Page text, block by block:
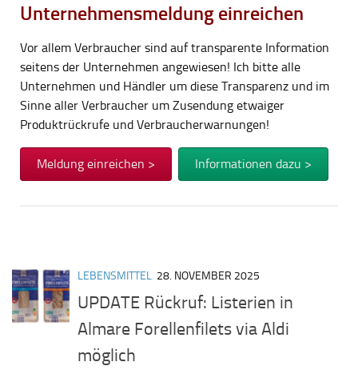
Unternehmensmeldung einreichen
Vor allem Verbraucher sind auf transparente Information
seitens der Unternehmen angewiesen! Ich bitte alle
Unternehmen und Händler um diese Transparenz und im
Sinne aller Verbraucher um Zusendung etwaiger
Produktrückrufe und Verbraucherwarnungen!
Meldung einreichen > Informationen dazu >
LEBENSMITTEL 28. NOVEMBER 2025
UPDATE Rückruf: Listerien in
Almare Forellenfilets via Aldi
möglich